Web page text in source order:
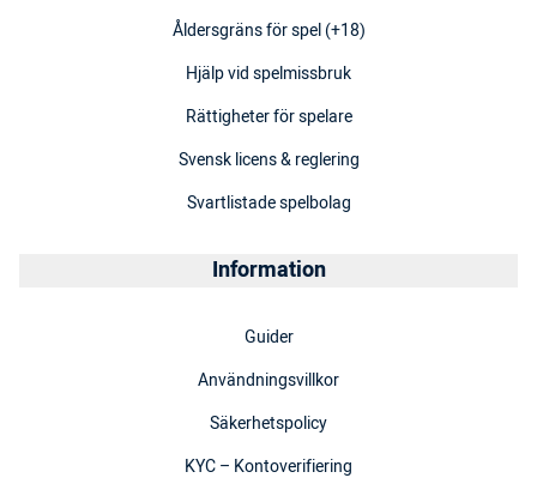
Åldersgräns för spel (+18)
Hjälp vid spelmissbruk
Rättigheter för spelare
Svensk licens & reglering
Svartlistade spelbolag
Information
Guider
Användningsvillkor
Säkerhetspolicy
KYC – Kontoverifiering